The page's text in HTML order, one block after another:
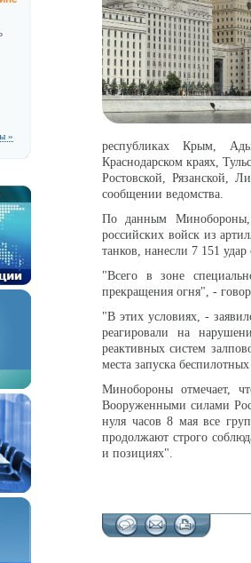
»
республиках Крым,
Краснодарском краях,
Ростовской, Рязанской,
сообщении ведомства.
По данным
российских войск из
танков, нанесли 7 151
"Всего в зоне
прекращения огня", -
"В этих условиях, -
реагировали на
реактивных систем
места запуска
Минобороны отмечает,
Вооруженными силами
нуля часов 8 мая все
продолжают строго
и позициях".